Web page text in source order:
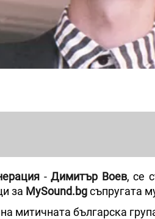
-Димитър Воев, се
за MySound.bgсъпругата
митичната българска